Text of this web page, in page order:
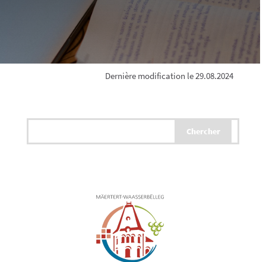
Dernière modification le 29.08.2024